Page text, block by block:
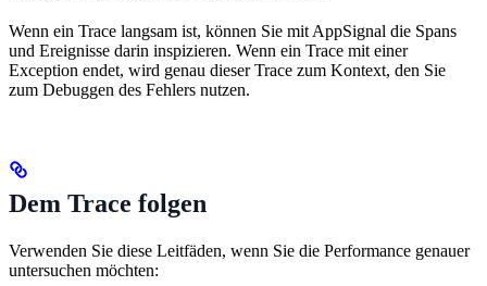
Wenn ein Trace langsam ist, können Sie mit AppSignal die Spans
und Ereignisse darin inspizieren. Wenn ein Trace mit einer
Exception endet, wird genau dieser Trace zum Kontext, den Sie
zum Debuggen des Fehlers nutzen.
Dem Trace folgen
Verwenden Sie diese Leitfäden, wenn Sie die Performance genauer
untersuchen möchten: